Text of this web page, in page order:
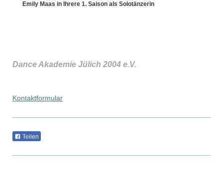
Emily Maas in Ihrere 1. Saison als Solotänzerin
Dance Akademie Jülich 2004 e.V.
Kontaktformular
Teilen